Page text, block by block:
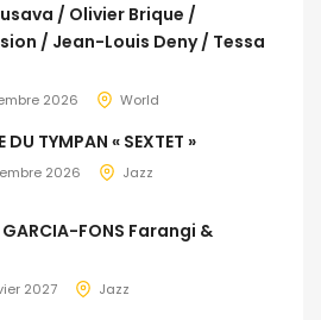
/ Olivier Brique /
/ Jean-Louis Deny / Tessa
2026 World
DU TYMPAN « SEXTET »
2026 Jazz
GARCIA-FONS Farangi &
2027 Jazz